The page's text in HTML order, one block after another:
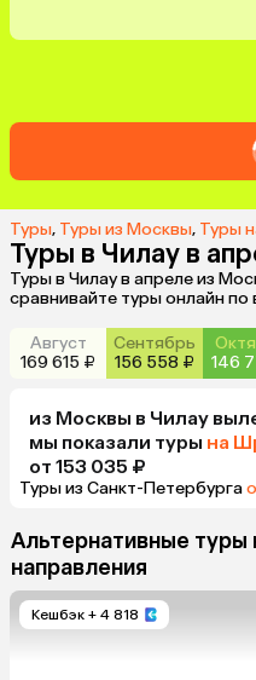
Туры, Туры из Москвы, Туры
Туры в Чилау в
Туры в Чилау в апреле из
сравнивайте туры онлайн
Август
169 615 ₽
Сентябрь
156 558 ₽
146
из Москвы в Чилау
мы показали туры на
от 153 035 ₽
Туры из Санкт-Петербурга
Альтернативные
направления
Кешбэк + 4 818